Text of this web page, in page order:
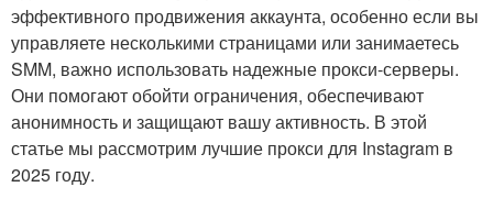
эффективного продвижения аккаунта, особенно если вы
управляете несколькими страницами или занимаетесь
SMM, важно использовать надежные прокси-серверы.
Они помогают обойти ограничения, обеспечивают
анонимность и защищают вашу активность. В этой
статье мы рассмотрим лучшие прокси для Instagram в
2025 году.